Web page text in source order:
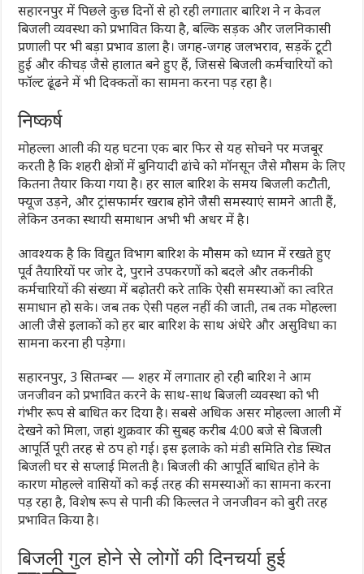
सहारनपुर में पिछले कुछ दिनों से हो रही लगातार बारिश ने न केवल
बिजली व्यवस्था को प्रभावित किया है, बल्कि सड़क और जलनिकासी
प्रणाली पर भी बड़ा प्रभाव डाला है। जगह-जगह जलभराव, सड़कें टूटी
हुई और कीचड़ जैसे हालात बने हुए हैं, जिससे बिजली कर्मचारियों को
फॉल्ट ढूंढने में भी दिक्कतों का सामना करना पड़ रहा है।
निष्कर्ष
मोहल्ला आली की यह घटना एक बार फिर से यह सोचने पर मजबूर
करती है कि शहरी क्षेत्रों में बुनियादी ढांचे को मॉनसून जैसे मौसम के लिए
कितना तैयार किया गया है। हर साल बारिश के समय बिजली कटौती,
फ्यूज उड़ने, और ट्रांसफार्मर खराब होने जैसी समस्याएं सामने आती हैं,
लेकिन उनका स्थायी समाधान अभी भी अधर में है।
आवश्यक है कि विद्युत विभाग बारिश के मौसम को ध्यान में रखते हुए
पूर्व तैयारियों पर जोर दे, पुराने उपकरणों को बदले और तकनीकी
कर्मचारियों की संख्या में बढ़ोतरी करे ताकि ऐसी समस्याओं का त्वरित
समाधान हो सके। जब तक ऐसी पहल नहीं की जाती, तब तक मोहल्ला
आली जैसे इलाकों को हर बार बारिश के साथ अंधेरे और असुविधा का
सामना करना ही पड़ेगा।
सहारनपुर, 3 सितम्बर — शहर में लगातार हो रही बारिश ने आम
जनजीवन को प्रभावित करने के साथ-साथ बिजली व्यवस्था को भी
गंभीर रूप से बाधित कर दिया है। सबसे अधिक असर मोहल्ला आली में
देखने को मिला, जहां शुक्रवार की सुबह करीब 4:00 बजे से बिजली
आपूर्ति पूरी तरह से ठप हो गई। इस इलाके को मंडी समिति रोड स्थित
बिजली घर से सप्लाई मिलती है। बिजली की आपूर्ति बाधित होने के
कारण मोहल्ले वासियों को कई तरह की समस्याओं का सामना करना
पड़ रहा है, विशेष रूप से पानी की किल्लत ने जनजीवन को बुरी तरह
प्रभावित किया है।
बिजली गुल होने से लोगों की दिनचर्या हुई